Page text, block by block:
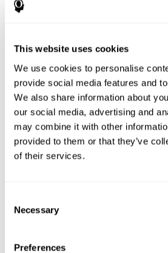
This website uses cookies
We use cookies to personalise
provide social media features and
We also share information about
our social media, advertising and
may combine it with other
provided to them or that they’ve
of their services.
Selection
Necessary
Preferences
da e cattura gli stimoli della
El Sistema ha un dispositivo di
dispositivo di uscita che da uno
analizzatore che analizza i dati di
entrata.
B) L'analisi dei dati sulla base dei
preliminare .
Si analizzano i dati che sono
di coordinazione occhio-mano e